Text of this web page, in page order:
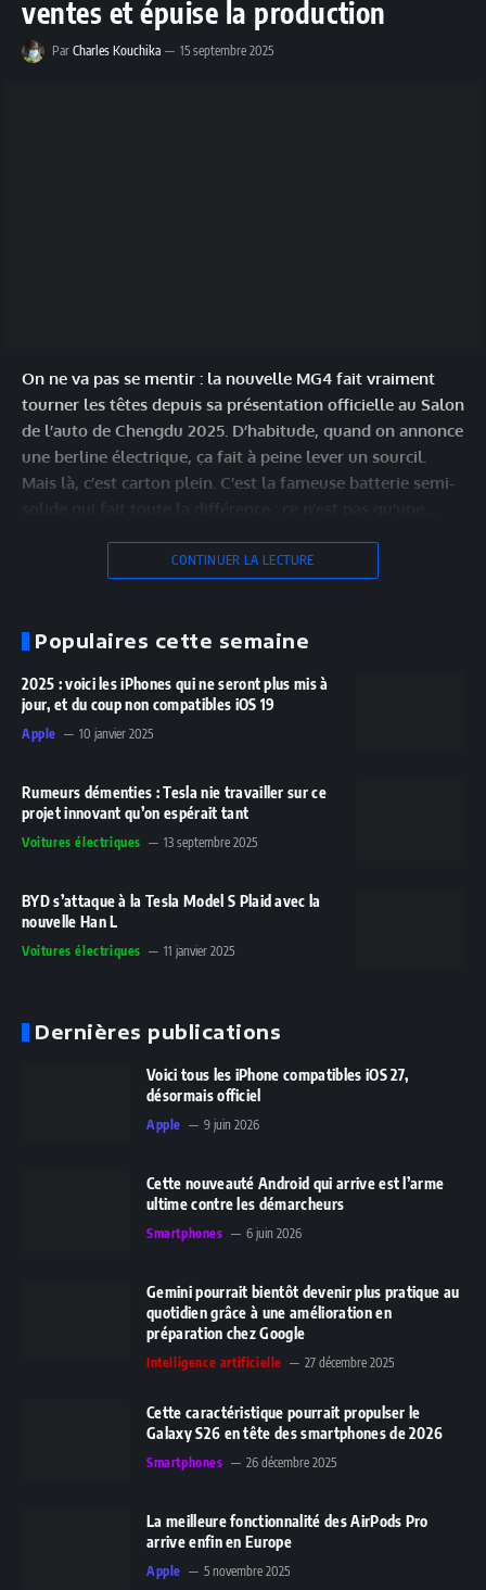
ventes et épuise la production
Par Charles Kouchika 15 septembre 2025
On ne va pas se mentir : la nouvelle MG4 fait vraiment
tourner les têtes depuis sa présentation officielle au Salon
de l’auto de Chengdu 2025. D’habitude, quand on annonce
une berline électrique, ça fait à peine lever un sourcil.
Mais là, c’est carton plein. C’est la fameuse batterie semi-
CONTINUER LA LECTURE
Populaires cette semaine
2025 : voici les iPhones qui ne seront plus mis à
jour, et du coup non compatibles iOS 19
Apple 10 janvier 2025
Rumeurs démenties : Tesla nie travailler sur ce
projet innovant qu’on espérait tant
Voitures électriques 13 septembre 2025
BYD s’attaque à la Tesla Model S Plaid avec la
nouvelle Han L
Voitures électriques 11 janvier 2025
Dernières publications
Voici tous les iPhone compatibles iOS 27,
désormais officiel
Apple 9 juin 2026
Cette nouveauté Android qui arrive est l’arme
ultime contre les démarcheurs
Smartphones 6 juin 2026
Gemini pourrait bientôt devenir plus pratique au
quotidien grâce à une amélioration en
préparation chez Google
Intelligence artificielle 27 décembre 2025
Cette caractéristique pourrait propulser le
Galaxy S26 en tête des smartphones de 2026
Smartphones 26 décembre 2025
La meilleure fonctionnalité des AirPods Pro
arrive enfin en Europe
Apple 5 novembre 2025